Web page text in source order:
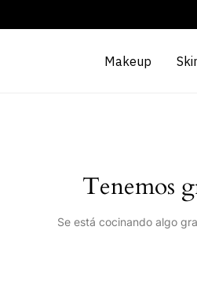
Makeup
Tenemos
Se está cocinando algo